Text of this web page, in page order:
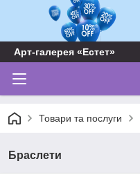
Арт-галерея «Естет»
Товари та послуги
Браслети